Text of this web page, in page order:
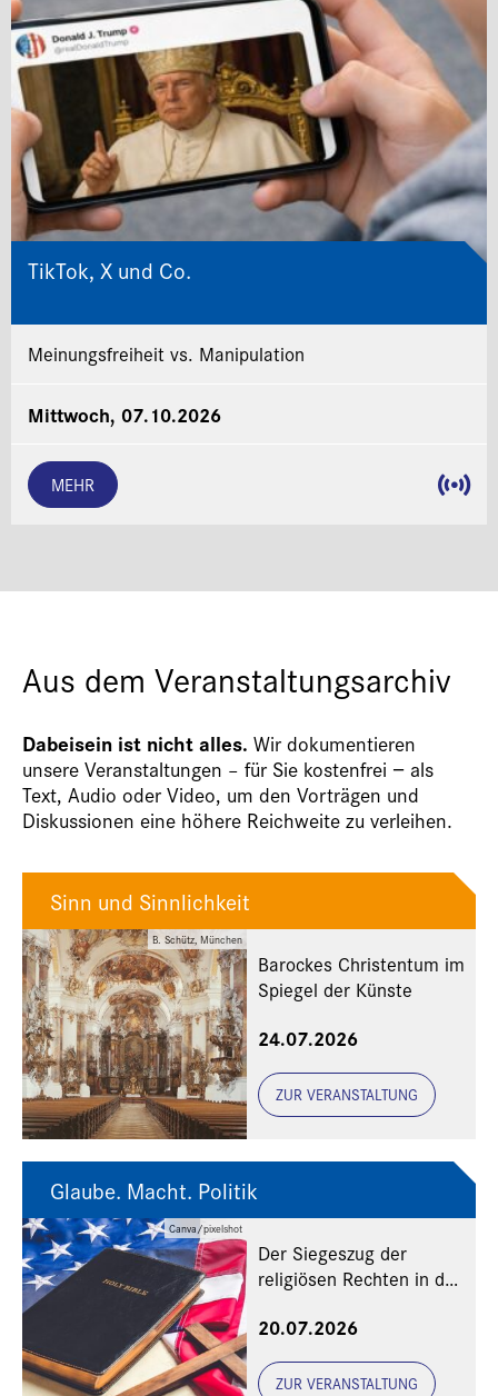
TikTok, X und Co.
Meinungsfreiheit vs. Manipulation
Mittwoch, 07.10.2026
MEHR
Aus dem Veranstaltungsarchiv
Dabeisein ist nicht alles. Wir dokumentieren
unsere Veranstaltungen – für Sie kostenfrei − als
Text, Audio oder Video, um den Vorträgen und
Diskussionen eine höhere Reichweite zu verleihen.
B. Schütz, München
Sinn und Sinnlichkeit
Barockes Christentum im
Spiegel der Künste
24.07.2026
ZUR VERANSTALTUNG
Canva/pixelshot
Glaube. Macht. Politik
Der Siegeszug der
religiösen Rechten in den
20.07.2026
ZUR VERANSTALTUNG